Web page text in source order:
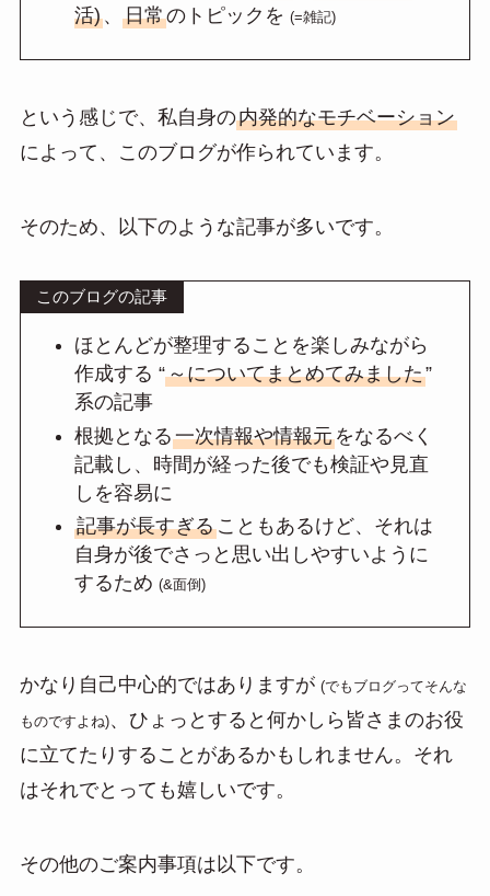
活)、日常のトピックを(=雑記)
という感じで、私自身の内発的なモチベーション
によって、このブログが作られています。
そのため、以下のような記事が多いです。
このブログの記事
ほとんどが整理することを楽しみながら
作成する “～についてまとめてみました”
系の記事
根拠となる一次情報や情報元をなるべく
記載し、時間が経った後でも検証や見直
しを容易に
記事が長すぎることもあるけど、それは
自身が後でさっと思い出しやすいように
するため(&面倒)
かなり自己中心的ではありますが (でもブログってそんな
ものですよね)、ひょっとすると何かしら皆さまのお役
に立てたりすることがあるかもしれません。それ
はそれでとっても嬉しいです。
その他のご案内事項は以下です。